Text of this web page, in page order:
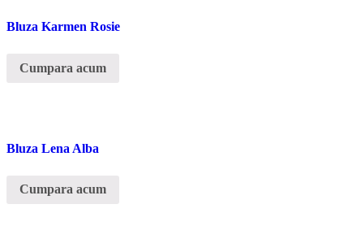
Bluza Karmen Rosie
Cumpara acum
Bluza Lena Alba
Cumpara acum